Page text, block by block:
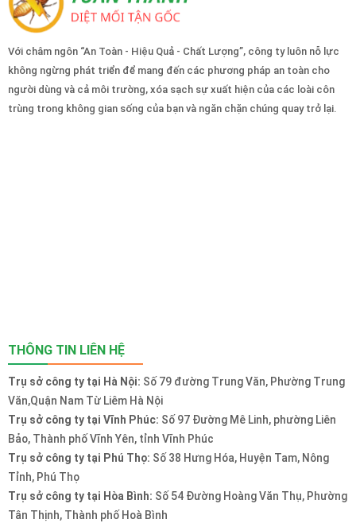
Với châm ngôn “An Toàn - Hiệu Quả - Chất Lượng”, công ty luôn nỗ lực
không ngừng phát triển để mang đến các phương pháp an toàn cho
người dùng và cả môi trường, xóa sạch sự xuất hiện của các loài côn
trùng trong không gian sống của bạn và ngăn chặn chúng quay trở lại.
THÔNG TIN LIÊN HỆ
Trụ sở công ty tại Hà Nội: Số 79 đường Trung Văn, Phường Trung
Văn,Quận Nam Từ Liêm Hà Nội
Trụ sở công ty tại Vĩnh Phúc: Số 97 Đường Mê Linh, phường Liên
Bảo, Thành phố Vĩnh Yên, tỉnh Vĩnh Phúc
Trụ sở công ty tại Phú Thọ: Số 38 Hưng Hóa, Huyện Tam, Nông
Tỉnh, Phú Thọ
Trụ sở công ty tại Hòa Bình: Số 54 Đường Hoàng Văn Thụ, Phường
Tân Thịnh, Thành phố Hoà Bình